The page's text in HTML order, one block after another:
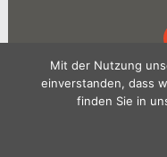
© 2024 LA
Mit der Nutzung
einverstanden, dass
finden Sie in